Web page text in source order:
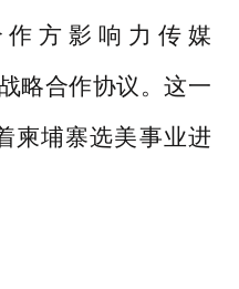
方影响力传媒
略合作协议。这一
柬埔寨选美事业进